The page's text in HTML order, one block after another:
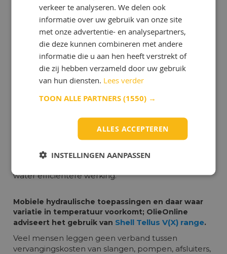
Meer infoDe levensduur van componenten te verlengen en de
olie zelf langer in goede conditie te houden
Minder uitval door storingen.
Shell Tellus S2 MX range
In vergelijking met de industrie minimumeisen, biedt
Shell Tellus S2 MX:
aandrijftechniek: tot 34% sneller ontlucht
✓schonere vloeistoffen: tot 50% betere
filtreerbaarheid
water efficiëntere werking.
Mobiele hydraulische toepassingen en daar waar
variatie in temperatuur voorkomt; OlieOnline
adviseert het gebruik van Shell Tellus V(X) range.
Veel mensen leggen geen verband tussen
vervangingskosten van slangen, pompen, afsluiters,
verkeer te analyseren. We delen ook
informatie over uw gebruik van onze site
met onze advertentie- en analysepartners,
die deze kunnen combineren met andere
informatie die u aan hen heeft verstrekt of
die zij hebben verzameld door uw gebruik
van hun diensten. Lees verder
TOON ALLE PARTNERS(1550) →
ALLES ACCEPTEREN
INSTELLINGEN AANPASSEN